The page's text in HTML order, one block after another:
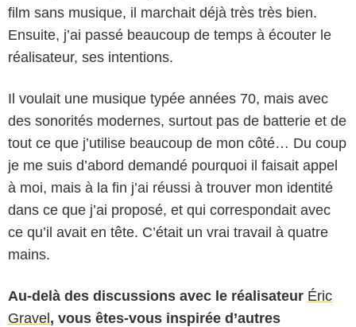
film sans musique, il marchait déjà très très bien.
Ensuite, j’ai passé beaucoup de temps à écouter le
réalisateur, ses intentions.
Il voulait une musique typée années 70, mais avec
des sonorités modernes, surtout pas de batterie et de
tout ce que j’utilise beaucoup de mon côté… Du coup
je me suis d’abord demandé pourquoi il faisait appel
à moi, mais à la fin j’ai réussi à trouver mon identité
dans ce que j’ai proposé, et qui correspondait avec
ce qu’il avait en tête. C’était un vrai travail à quatre
mains.
Au-delà des discussions avec le réalisateur Éric
Gravel , vous êtes-vous inspirée d’autres